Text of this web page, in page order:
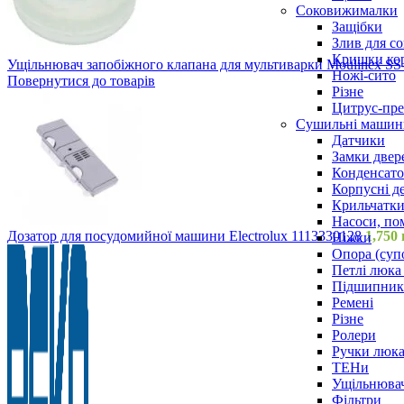
Соковижималки
Защібки
Злив для
Кришки
Ножі-сито
Різне
Цитрус-
Сушильні
Датчики
Замки
Корпусні
Крильчатки
Насоси,
Ніжки
Опора
Петлі люка
Ремені
Різне
Ролери
Ручки
ТЕНи
Фільтри
Ущільнювач запобіжного клапана для мультиварки Moulinex
Повернутися до товарів
Дозатор для посудомийної машини Electrolux 11133301281,750